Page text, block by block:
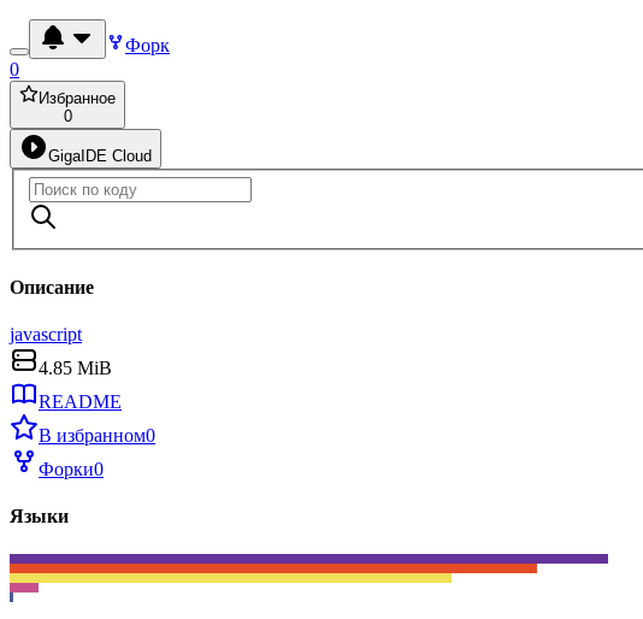
Форк
0
Избранное
0
GigaIDE Cloud
Описание
javascript
4.85 MiB
README
В избранном0
Форки0
Языки